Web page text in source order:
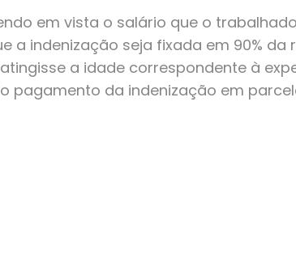
em vista o salário que o
a indenização seja fixada em 90% da
a idade correspondente à
pagamento da indenização em